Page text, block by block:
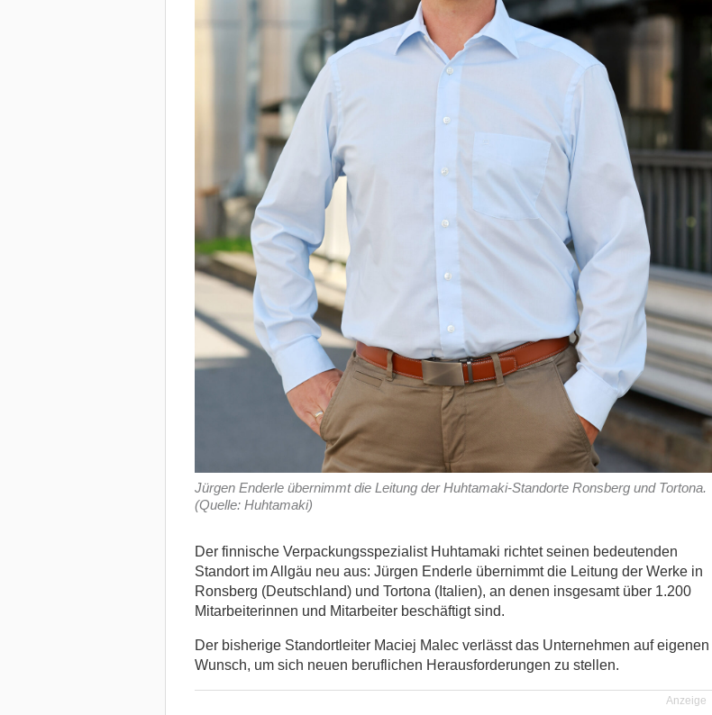
Jürgen Enderle übernimmt die Leitung der Huhtamaki-Standorte Ronsberg und Tortona.
(Quelle: Huhtamaki)
Der finnische Verpackungsspezialist Huhtamaki richtet seinen bedeutenden
Standort im Allgäu neu aus: Jürgen Enderle übernimmt die Leitung der Werke in
Ronsberg (Deutschland) und Tortona (Italien), an denen insgesamt über 1.200
Mitarbeiterinnen und Mitarbeiter beschäftigt sind.
Der bisherige Standortleiter Maciej Malec verlässt das Unternehmen auf eigenen
Wunsch, um sich neuen beruflichen Herausforderungen zu stellen.
Anzeige